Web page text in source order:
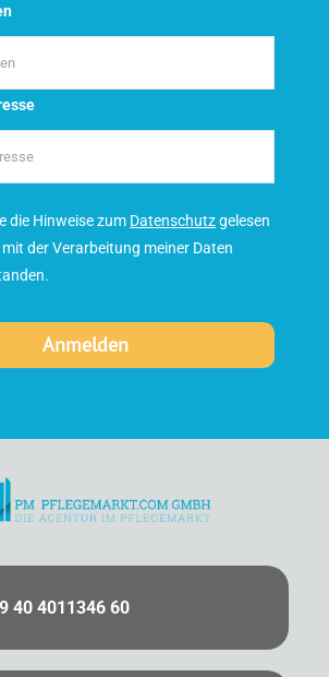
die Hinweise zum Datenschutzgelesen
der Verarbeitung meiner Daten
40 4011346 60